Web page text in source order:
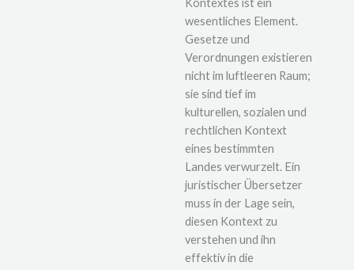
wesentliches Element.
Gesetze und
Verordnungen existieren
nicht im luftleeren Raum;
sie sind tief im
kulturellen, sozialen und
rechtlichen Kontext
eines bestimmten
Landes verwurzelt. Ein
juristischer Übersetzer
muss in der Lage sein,
diesen Kontext zu
verstehen und ihn
effektiv in die